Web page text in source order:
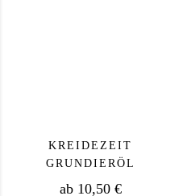
KREIDEZEIT
GRUNDIERÖL
ab 10,50 €